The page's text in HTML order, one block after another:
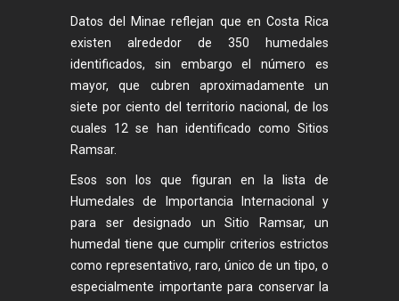
Datos del Minae reflejan que en Costa Rica
existen alrededor de 350 humedales
identificados, sin embargo el número es
mayor, que cubren aproximadamente un
siete por ciento del territorio nacional, de los
cuales 12 se han identificado como Sitios
Ramsar.
Esos son los que figuran en la lista de
Humedales de Importancia Internacional y
para ser designado un Sitio Ramsar, un
humedal tiene que cumplir criterios estrictos
como representativo, raro, único de un tipo, o
especialmente importante para conservar la